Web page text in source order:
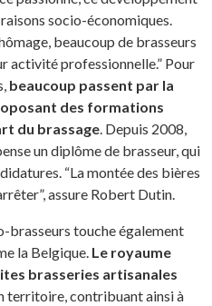
socio-économiques.
beaucoup de brasseurs
activité professionnelle.” Pour
beaucoup passent par la
des formations
du brassage . Depuis 2008,
un diplôme de brasseur, qui
“La montée des bières
assure Robert Dutin.
brasseurs touche également
la Belgique. Le royaume
brasseries artisanales
territoire, contribuant ainsi à